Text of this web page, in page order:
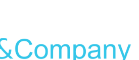
南企业的数据库，可用于寻找合